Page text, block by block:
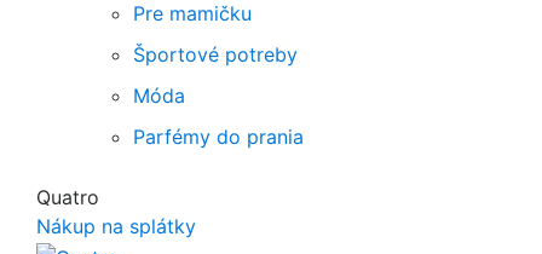
Pre mamičku
Športové potreby
Móda
Parfémy do prania
Quatro
Nákup na splátky